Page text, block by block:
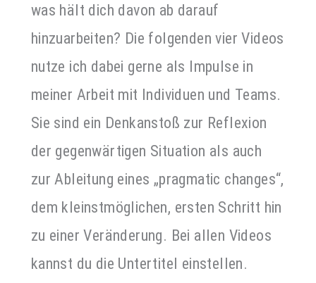
was hält dich davon ab darauf
hinzuarbeiten? Die folgenden vier Videos
nutze ich dabei gerne als Impulse in
meiner Arbeit mit Individuen und Teams.
Sie sind ein Denkanstoß zur Reflexion
der gegenwärtigen Situation als auch
zur Ableitung eines „pragmatic changes“,
dem kleinstmöglichen, ersten Schritt hin
zu einer Veränderung. Bei allen Videos
kannst du die Untertitel einstellen.